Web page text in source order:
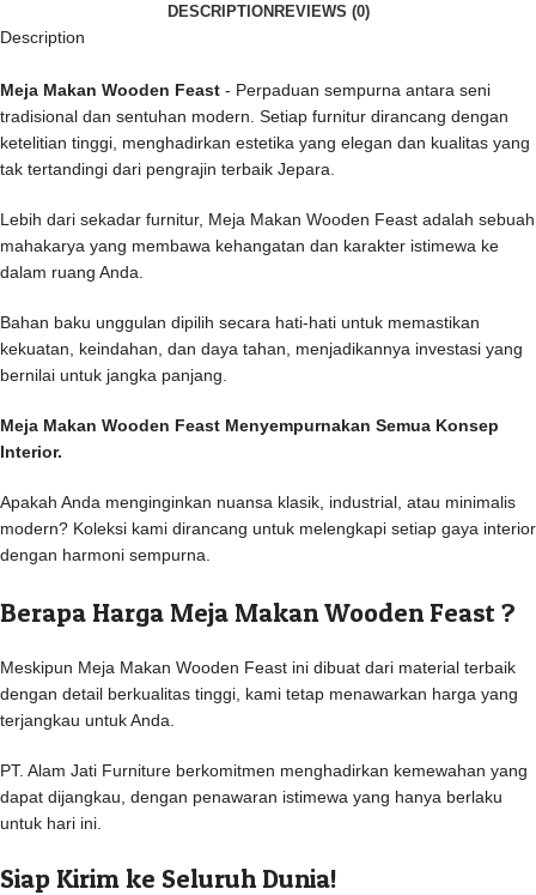
DESCRIPTIONREVIEWS (0)
Description
Meja Makan Wooden Feast - Perpaduan sempurna antara seni
tradisional dan sentuhan modern. Setiap furnitur dirancang dengan
ketelitian tinggi, menghadirkan estetika yang elegan dan kualitas yang
tak tertandingi dari pengrajin terbaik Jepara.
Lebih dari sekadar furnitur, Meja Makan Wooden Feast adalah sebuah
mahakarya yang membawa kehangatan dan karakter istimewa ke
dalam ruang Anda.
Bahan baku unggulan dipilih secara hati-hati untuk memastikan
kekuatan, keindahan, dan daya tahan, menjadikannya investasi yang
bernilai untuk jangka panjang.
Meja Makan Wooden Feast Menyempurnakan Semua Konsep
Interior.
Apakah Anda menginginkan nuansa klasik, industrial, atau minimalis
modern? Koleksi kami dirancang untuk melengkapi setiap gaya interior
dengan harmoni sempurna.
Berapa Harga Meja Makan Wooden Feast ?
Meskipun Meja Makan Wooden Feast ini dibuat dari material terbaik
dengan detail berkualitas tinggi, kami tetap menawarkan harga yang
terjangkau untuk Anda.
PT. Alam Jati Furniture berkomitmen menghadirkan kemewahan yang
dapat dijangkau, dengan penawaran istimewa yang hanya berlaku
untuk hari ini.
Siap Kirim ke Seluruh Dunia!